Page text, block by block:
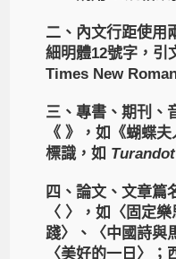
二、內文行距使用
細明體12號字，引
Times New
三、專書、期刊、
《 》，如《蝴蝶夫
標識，如 Turandot
四、論文、文章篇
〈 〉，如〈固定
踐〉、〈中國詩與
〈美好的一日〉；